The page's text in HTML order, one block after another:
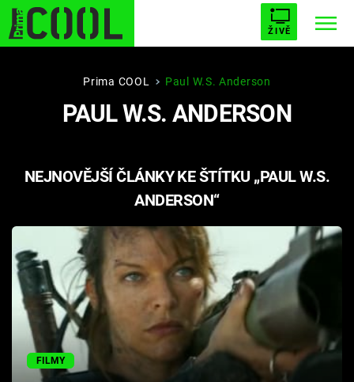
ŽIVĚ
STARHOUSE BUFFY, PŘEMOŽITELKA UPÍRŮ
PLNEJ KOTEL AVENGERS 5
Filmy
Seriály
Hry
Cool Esport
Prima COOL Paul W.S. Anderson
PAUL W.S. ANDERSON
NEJNOVĚJŠÍ ČLÁNKY KE ŠTÍTKU „PAUL W.S.
ANDERSON“
FILMY